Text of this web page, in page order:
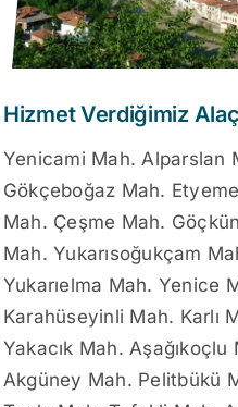
Hizmet Verdiğimiz
Yenicami Mah. Alparslan
Gökçeboğaz Mah.
Mah. Çeşme Mah.
Mah. Yukarısoğukçam
Yukarıelma Mah. Yenice
Karahüseyinli Mah. Karlı
Yakacık Mah. Aşağıkoçlu
Akgüney Mah. Pelitbükü